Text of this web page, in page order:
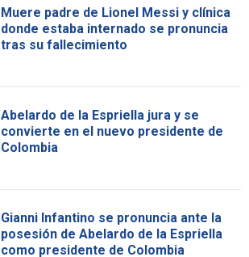
Muere padre de Lionel Messi y clínica
donde estaba internado se pronuncia
tras su fallecimiento
Abelardo de la Espriella jura y se
convierte en el nuevo presidente de
Colombia
Gianni Infantino se pronuncia ante la
posesión de Abelardo de la Espriella
como presidente de Colombia